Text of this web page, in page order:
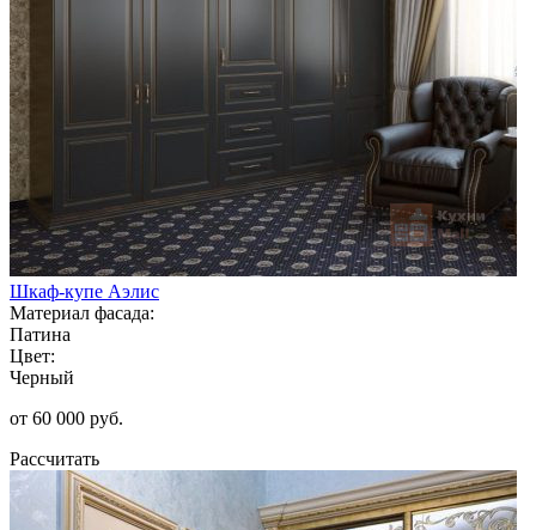
Шкаф-купе Аэлис
Материал фасада:
Патина
Цвет:
Черный
от 60 000 руб.
Рассчитать